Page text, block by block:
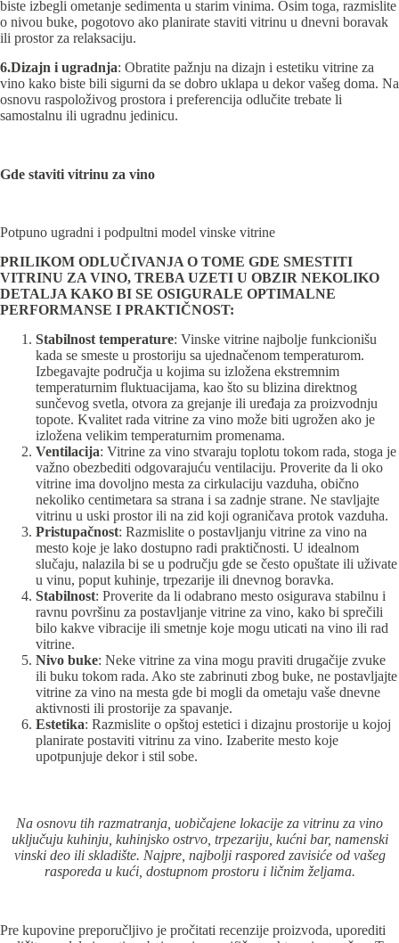
biste izbegli ometanje sedimenta u starim vinima. Osim toga, razmislite
o nivou buke, pogotovo ako planirate staviti vitrinu u dnevni boravak
ili prostor za relaksaciju.
6.Dizajn i ugradnja: Obratite pažnju na dizajn i estetiku vitrine za
vino kako biste bili sigurni da se dobro uklapa u dekor vašeg doma. Na
osnovu raspoloživog prostora i preferencija odlučite trebate li
samostalnu ili ugradnu jedinicu.
Gde staviti vitrinu za vino
Potpuno ugradni i podpultni model vinske vitrine
PRILIKOM ODLUČIVANJA O TOME GDE SMESTITI
VITRINU ZA VINO, TREBA UZETI U OBZIR NEKOLIKO
DETALJA KAKO BI SE OSIGURALE OPTIMALNE
PERFORMANSE I PRAKTIČNOST:
Stabilnost temperature: Vinske vitrine najbolje funkcionišu
kada se smeste u prostoriju sa ujednačenom temperaturom.
Izbegavajte područja u kojima su izložena ekstremnim
temperaturnim fluktuacijama, kao što su blizina direktnog
sunčevog svetla, otvora za grejanje ili uređaja za proizvodnju
topote. Kvalitet rada vitrine za vino može biti ugrožen ako je
izložena velikim temperaturnim promenama.
Ventilacija: Vitrine za vino stvaraju toplotu tokom rada, stoga je
važno obezbediti odgovarajuću ventilaciju. Proverite da li oko
vitrine ima dovoljno mesta za cirkulaciju vazduha, obično
nekoliko centimetara sa strana i sa zadnje strane. Ne stavljajte
vitrinu u uski prostor ili na zid koji ograničava protok vazduha.
Pristupačnost: Razmislite o postavljanju vitrine za vino na
mesto koje je lako dostupno radi praktičnosti. U idealnom
slučaju, nalazila bi se u području gde se često opuštate ili uživate
u vinu, poput kuhinje, trpezarije ili dnevnog boravka.
Stabilnost: Proverite da li odabrano mesto osigurava stabilnu i
ravnu površinu za postavljanje vitrine za vino, kako bi sprečili
bilo kakve vibracije ili smetnje koje mogu uticati na vino ili rad
vitrine.
Nivo buke: Neke vitrine za vina mogu praviti drugačije zvuke
ili buku tokom rada. Ako ste zabrinuti zbog buke, ne postavljajte
vitrine za vino na mesta gde bi mogli da ometaju vaše dnevne
aktivnosti ili prostorije za spavanje.
Estetika: Razmislite o opštoj estetici i dizajnu prostorije u kojoj
planirate postaviti vitrinu za vino. Izaberite mesto koje
upotpunjuje dekor i stil sobe.
Na osnovu tih razmatranja, uobičajene lokacije za vitrinu za vino
uključuju kuhinju, kuhinjsko ostrvo, trpezariju, kućni bar, namenski
vinski deo ili skladište. Najpre, najbolji raspored zavisiće od vašeg
rasporeda u kući, dostupnom prostoru i ličnim željama.
Pre kupovine preporučljivo je pročitati recenzije proizvoda, uporediti